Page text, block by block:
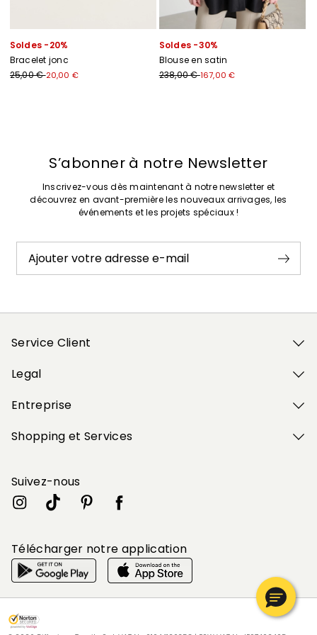
Soldes -20%
Bracelet jonc
25,00 €20,00 €
Soldes -30%
Blouse en satin
238,00 €167,00 €
S’abonner à notre Newsletter
Inscrivez-vous dès maintenant à notre newsletter et
découvrez en avant-première les nouveaux arrivages, les
événements et les projets spéciaux !
Ajouter votre adresse e-mail
Service Client
Legal
Entreprise
Shopping et Services
Suivez-nous
Télécharger notre application